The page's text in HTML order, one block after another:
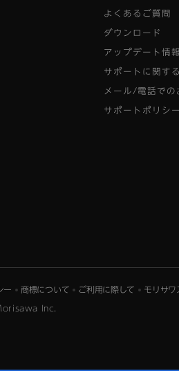
よくあるご質問
ダウンロード
アップデート情報
サポートに関す
メール/電話での
サポートポリシ
ー 商標について ご利用に際して モリサワ
Inc.